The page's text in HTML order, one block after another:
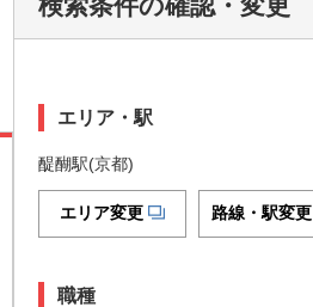
検索条件の確認・変更
エリア・駅
醍醐駅(京都)
エリア変更 路線・駅変更
職種